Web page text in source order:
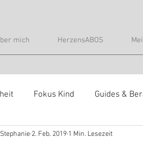
mich HerzensABOS
Fokus Kind Guides &
Hinter den Kulissen Guides &
2. Feb. 2019 1 Min. Lesezeit